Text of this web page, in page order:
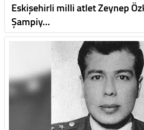
Eskişehirli milli atlet Zeynep
Şampiy…